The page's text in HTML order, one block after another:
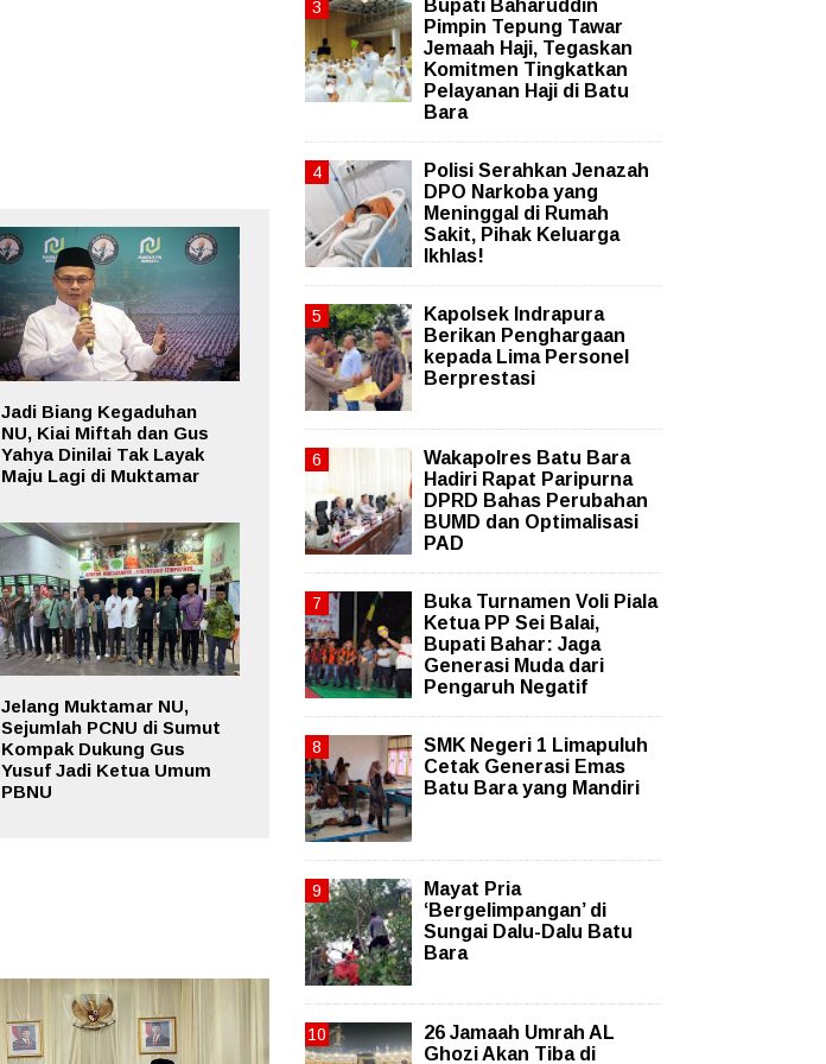
Jadi Biang Kegaduhan
NU, Kiai Miftah dan Gus
Yahya Dinilai Tak Layak
Maju Lagi di Muktamar
Jelang Muktamar NU,
Sejumlah PCNU di Sumut
Kompak Dukung Gus
Yusuf Jadi Ketua Umum
PBNU
Bupati Baharuddin
Pimpin Tepung Tawar
Jemaah Haji, Tegaskan
Komitmen Tingkatkan
Pelayanan Haji di Batu
Bara
Polisi Serahkan Jenazah
DPO Narkoba yang
Meninggal di Rumah
Sakit, Pihak Keluarga
Ikhlas!
Kapolsek Indrapura
Berikan Penghargaan
kepada Lima Personel
Berprestasi
Wakapolres Batu Bara
Hadiri Rapat Paripurna
DPRD Bahas Perubahan
BUMD dan Optimalisasi
PAD
Buka Turnamen Voli Piala
Ketua PP Sei Balai,
Bupati Bahar: Jaga
Generasi Muda dari
Pengaruh Negatif
SMK Negeri 1 Limapuluh
Cetak Generasi Emas
Batu Bara yang Mandiri
Mayat Pria
‘Bergelimpangan’ di
Sungai Dalu-Dalu Batu
Bara
26 Jamaah Umrah AL
Ghozi Akan Tiba di